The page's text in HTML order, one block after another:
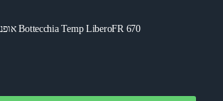
Bottecchia Temp LiberoFR 670 אופני…